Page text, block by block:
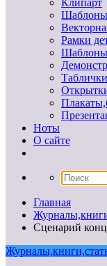
Шаблоны
Рамки
Шаблоны
Ноты
О сайте
Главная
Сценарий